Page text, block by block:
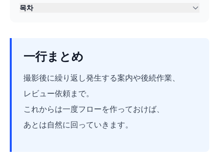
목차
一行まとめ
撮影後に繰り返し発生する案内や後続作業、
レビュー依頼まで。
これからは一度フローを作っておけば、
あとは自然に回っていきます。